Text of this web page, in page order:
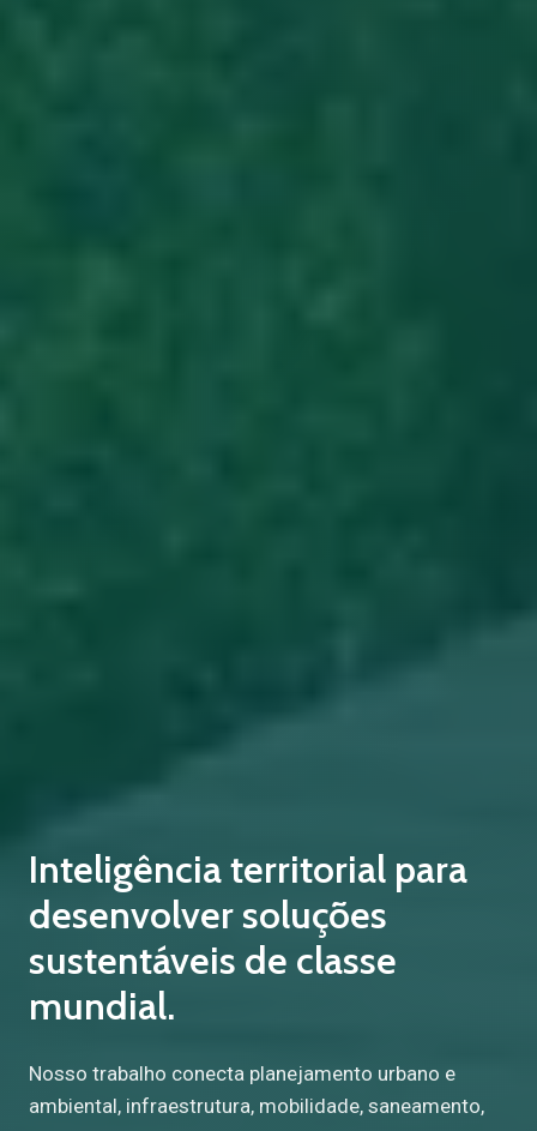
Inteligência territorial para
desenvolver soluções
sustentáveis de classe
mundial.
Nosso trabalho conecta planejamento urbano e
ambiental, infraestrutura, mobilidade, saneamento,